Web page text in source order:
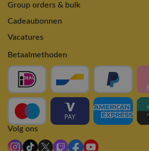
Group orders & bulk
Cadeaubonnen
Vacatures
Betaalmethoden
Volg ons